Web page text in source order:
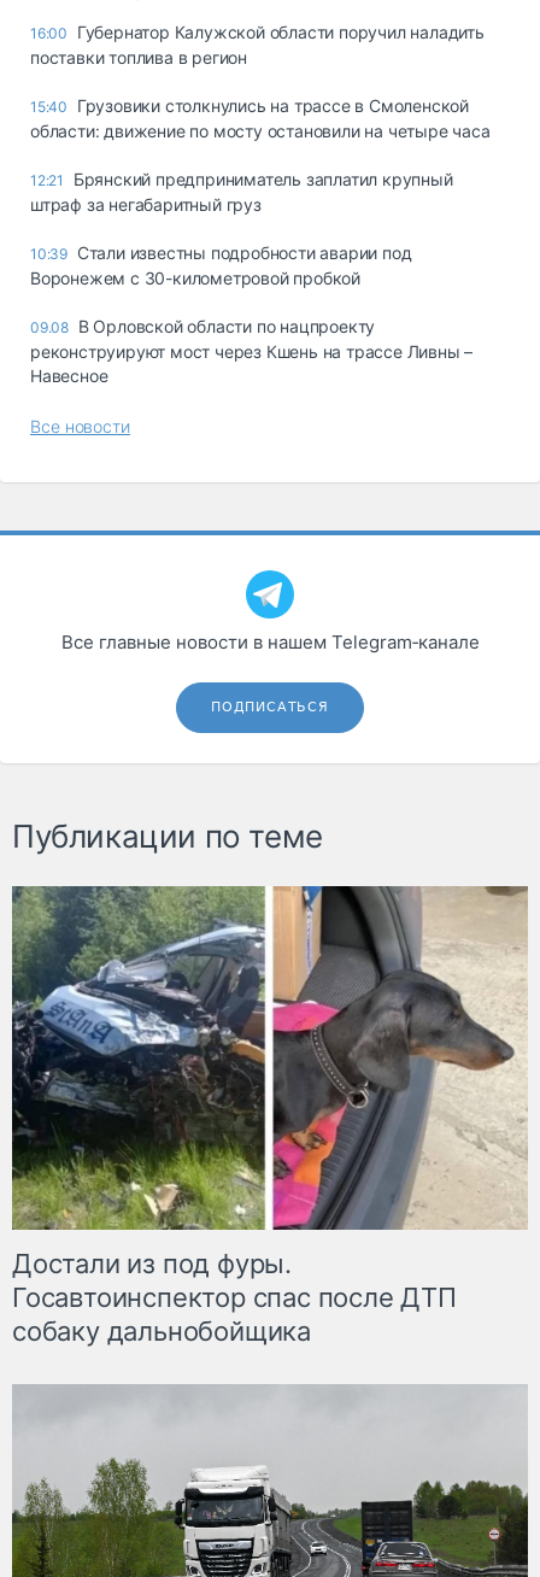
16:00
Губернатор Калужской области поручил наладить
поставки топлива в регион
15:40
Грузовики столкнулись на трассе в Смоленской
области: движение по мосту остановили на четыре часа
12:21
Брянский предприниматель заплатил крупный
штраф за негабаритный груз
10:39 Стали известны подробности аварии под
Воронежем с 30-километровой пробкой
09.08 В Орловской области по нацпроекту
реконструируют мост через Кшень на трассе Ливны –
Навесное
Все новости
Все главные новости в нашем Telegram‑канале
ПОДПИСАТЬСЯ
Публикации по теме
Достали из под фуры.
Госавтоинспектор спас после ДТП
собаку дальнобойщика